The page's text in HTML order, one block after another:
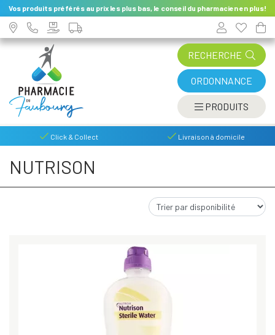
Vos produits préférés au prix les plus bas, le conseil du pharmacien en plus!
RECHERCHE
ORDONNANCE
PRODUITS
Click & Collect Livraison à domicile
NUTRISON